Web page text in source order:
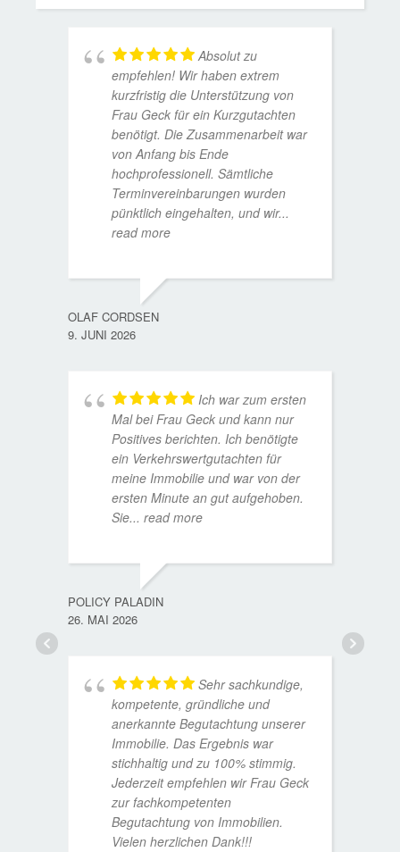
Absolut zu
empfehlen! Wir haben extrem
kurzfristig die Unterstützung von
Frau Geck für ein Kurzgutachten
benötigt. Die Zusammenarbeit war
von Anfang bis Ende
hochprofessionell. Sämtliche
Terminvereinbarungen wurden
pünktlich eingehalten, und wir...
read more
OLAF CORDSEN
9. JUNI 2026
Ich war zum ersten
Mal bei Frau Geck und kann nur
Positives berichten. Ich benötigte
ein Verkehrswertgutachten für
meine Immobilie und war von der
ersten Minute an gut aufgehoben.
Sie... read more
POLICY PALADIN
26. MAI 2026
Sehr sachkundige,
kompetente, gründliche und
anerkannte Begutachtung unserer
Immobilie. Das Ergebnis war
stichhaltig und zu 100% stimmig.
Jederzeit empfehlen wir Frau Geck
zur fachkompetenten
Begutachtung von Immobilien.
Vielen herzlichen Dank!!!